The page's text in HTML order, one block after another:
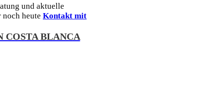
und aktuelle
heute Kontakt mit
BLANCA